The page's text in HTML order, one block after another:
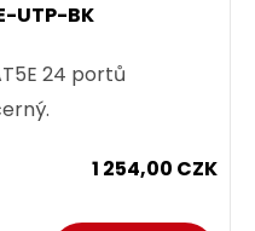
UTP-BK
24 portů
1 254,00 CZK